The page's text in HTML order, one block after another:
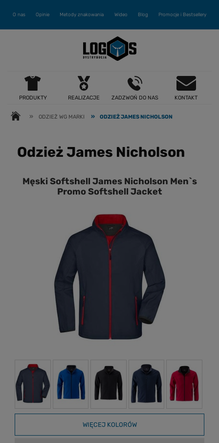
O nas Opinie Metody znakowania Wideo Blog Promocje i Bestsellery
PRODUKTY REALIZACJE ZADZWOŃ DO NAS KONTAKT
» ODZIEŻ WG MARKI » ODZIEŻ JAMES NICHOLSON
Odzież James Nicholson
Męski Softshell James Nicholson Men`s
Promo Softshell Jacket
WIĘCEJ KOLORÓW